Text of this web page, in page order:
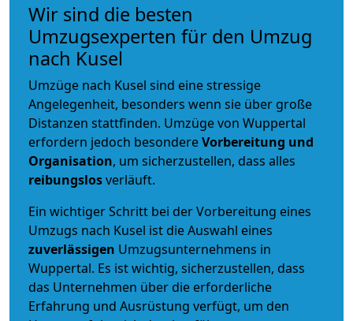
Wir sind die besten
Umzugsexperten für den Umzug
nach Kusel
Umzüge nach Kusel sind eine stressige
Angelegenheit, besonders wenn sie über große
Distanzen stattfinden. Umzüge von Wuppertal
erfordern jedoch besondereVorbereitung und
Organisation, um sicherzustellen, dass alles
reibungslosverläuft.
Ein wichtiger Schritt bei der Vorbereitung eines
Umzugs nach Kusel ist die Auswahl eines
zuverlässigen Umzugsunternehmens in
Wuppertal. Es ist wichtig, sicherzustellen, dass
das Unternehmen über die erforderliche
Erfahrung und Ausrüstung verfügt, um den